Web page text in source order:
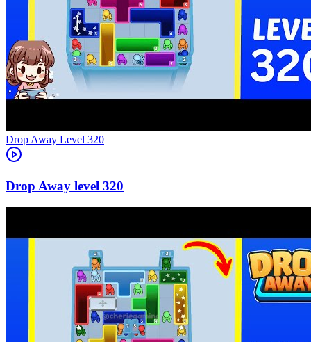
Level 320
320